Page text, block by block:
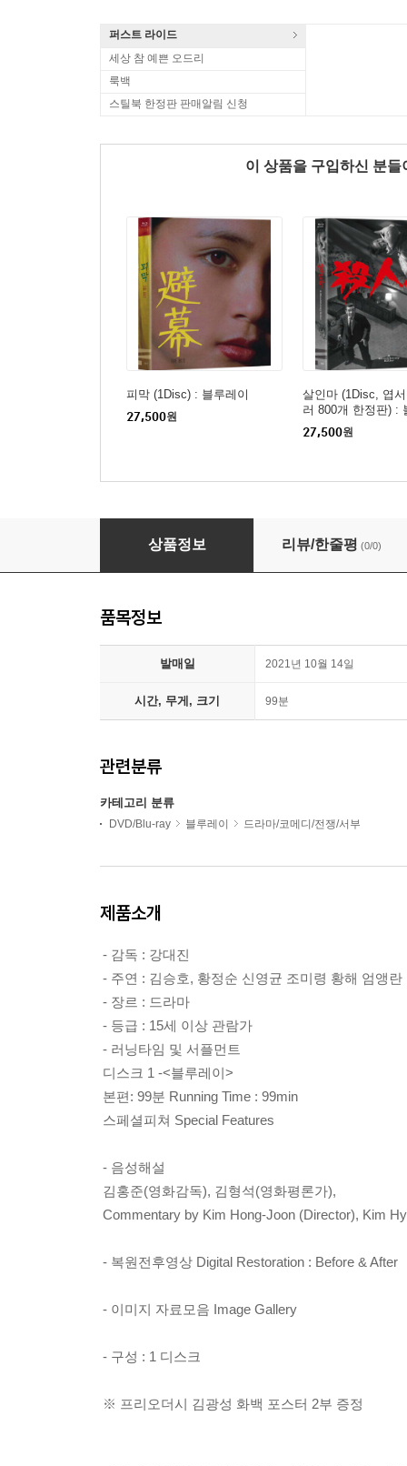
퍼스트 라이드
세상 참 예쁜 오드리
룩백
스틸북 한정판 판매알림 신청
이 상품을 구입하신 분
피막 (1Disc) : 블루레이
27,500원
살인마 (1Disc, 엽
러 800개 한정판) :
27,500원
마부 (1Disc) : 블루레이
상품정보 리뷰/한줄평 (0/0)
품목정보
발매일 2021년 10월 14일
시간, 무게, 크기 99분
관련분류
카테고리 분류
DVD/Blu-ray 블루레이 드라마/코메디/전쟁/서부
제품소개
- 감독 : 강대진
- 주연 : 김승호, 황정순 신영균 조미령 황해 엄앵란
- 장르 : 드라마
- 등급 : 15세 이상 관람가
- 러닝타임 및 서플먼트
디스크 1 -<블루레이>
본편: 99분 Running Time : 99min
스페셜피쳐 Special Features
- 음성해설
김홍준(영화감독), 김형석(영화평론가),
Commentary by Kim Hong-Joon (Director), Kim
- 복원전후영상 Digital Restoration : Before & After
- 이미지 자료모음 Image Gallery
- 구성 : 1 디스크
※ 프리오더시 김광성 화백 포스터 2부 증정